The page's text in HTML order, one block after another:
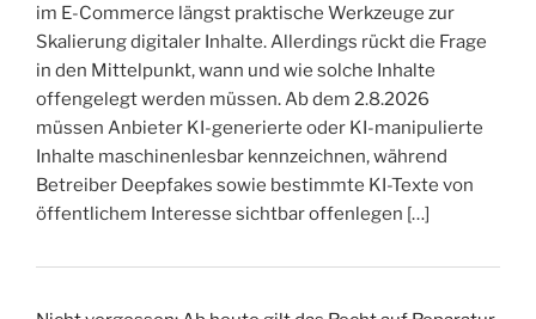
im E-Commerce längst praktische Werkzeuge zur
Skalierung digitaler Inhalte. Allerdings rückt die Frage
in den Mittelpunkt, wann und wie solche Inhalte
offengelegt werden müssen. Ab dem 2.8.2026
müssen Anbieter KI-generierte oder KI-manipulierte
Inhalte maschinenlesbar kennzeichnen, während
Betreiber Deepfakes sowie bestimmte KI-Texte von
öffentlichem Interesse sichtbar offenlegen […]